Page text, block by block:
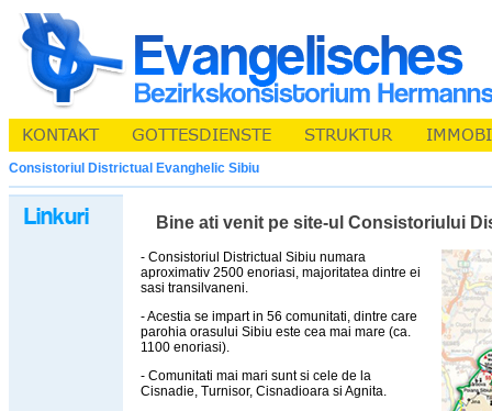
Consistoriul Districtual Evanghelic Sibiu
Bine ati venit pe site-ul Consistoriului
- Consistoriul Districtual Sibiu numara
aproximativ 2500 enoriasi, majoritatea dintre ei
sasi transilvaneni.
- Acestia se impart in 56 comunitati, dintre care
parohia orasului Sibiu este cea mai mare (ca.
1100 enoriasi).
- Comunitati mai mari sunt si cele de la
Cisnadie, Turnisor, Cisnadioara si Agnita.